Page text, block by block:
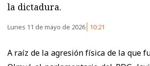
la dictadura.
Lunes 11 de mayo de 2026 10:21
A raíz de la agresión física de la que